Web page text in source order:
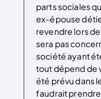
parts sociales
ex-épouse
revendre lors de
sera pas
société ayant
tout dépend de
été prévu dans
faudrait